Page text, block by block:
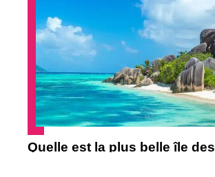
Quelle est la plus belle île des